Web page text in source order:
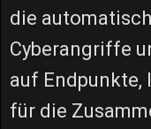
die
Cyberangriffe
auf Endpunkte,
für die